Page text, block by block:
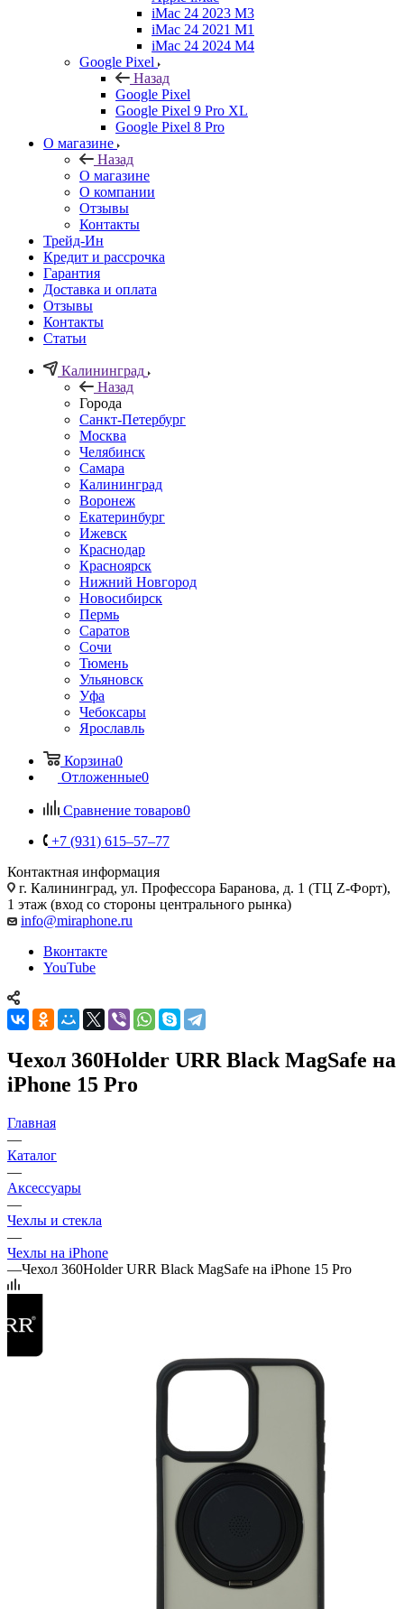
iMac 24 2023 M3
iMac 24 2021 M1
iMac 24 2024 M4
Google Pixel
Назад
Google Pixel
Google Pixel 9 Pro XL
Google Pixel 8 Pro
О магазине
Назад
О магазине
О компании
Отзывы
Контакты
Трейд-Ин
Кредит и рассрочка
Гарантия
Доставка и оплата
Отзывы
Контакты
Статьи
Калининград
Назад
Города
Санкт-Петербург
Москва
Челябинск
Самара
Калининград
Воронеж
Екатеринбург
Ижевск
Краснодар
Красноярск
Нижний Новгород
Новосибирск
Пермь
Саратов
Сочи
Тюмень
Ульяновск
Уфа
Чебоксары
Ярославль
Корзина0
Отложенные0
Сравнение товаров0
+7 (931) 615‒57‒77
Контактная информация
г. Калининград, ул. Профессора Баранова, д. 1 (ТЦ Z-Форт),
1 этаж (вход со стороны центрального рынка)
info@miraphone.ru
Вконтакте
YouTube
Чехол 360Holder URR Black MagSafe на
iPhone 15 Pro
Главная
—
Каталог
—
Аксессуары
—
Чехлы и стекла
—
Чехлы на iPhone
—Чехол 360Holder URR Black MagSafe на iPhone 15 Pro